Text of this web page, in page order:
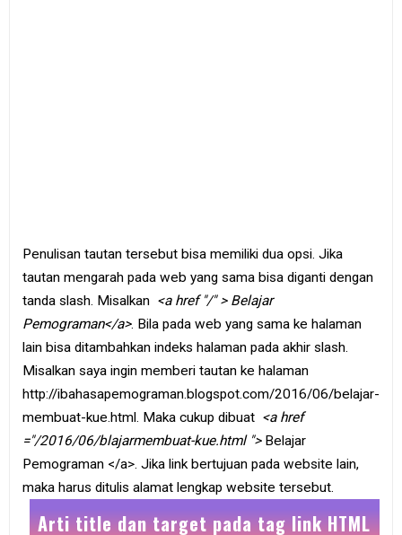
Penulisan tautan tersebut bisa memiliki dua opsi. Jika
tautan mengarah pada web yang sama bisa diganti dengan
tanda slash. Misalkan <a href "/" > Belajar
Pemograman</a>. Bila pada web yang sama ke halaman
lain bisa ditambahkan indeks halaman pada akhir slash.
Misalkan saya ingin memberi tautan ke halaman
http://ibahasapemograman.blogspot.com/2016/06/belajar-
membuat-kue.html. Maka cukup dibuat <a href
="/2016/06/blajarmembuat-kue.html ">Belajar
Pemograman </a>. Jika link bertujuan pada website lain,
maka harus ditulis alamat lengkap website tersebut.
Arti title dan target pada tag link HTML